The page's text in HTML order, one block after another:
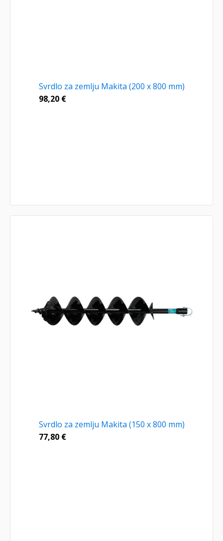
Svrdlo za zemlju Makita (200 x 800 mm)
98,20 €
Svrdlo za zemlju Makita (150 x 800 mm)
77,80 €